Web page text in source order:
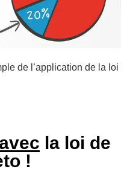
de l’application de la loi
la loi de
!